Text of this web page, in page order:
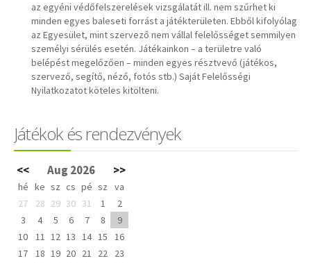
az egyéni védőfelszerelések vizsgálatát ill. nem szűrhet ki
minden egyes baleseti forrást a játékterületen. Ebből kifolyólag
az Egyesület, mint szervező nem vállal felelősséget semmilyen
személyi sérülés esetén. Játékainkon – a területre való
belépést megelőzően – minden egyes résztvevő (játékos,
szervező, segítő, néző, fotós stb.) Saját Felelősségi
Nyilatkozatot köteles kitölteni.
Játékok és rendezvények
<< Aug 2026 >>
hé ke sz cs pé sz
va
27
28 29 30 31 1
2
3
4 5 6 7 8
9
10
11 12 13 14 15
16
17
18 19 20 21 22
23